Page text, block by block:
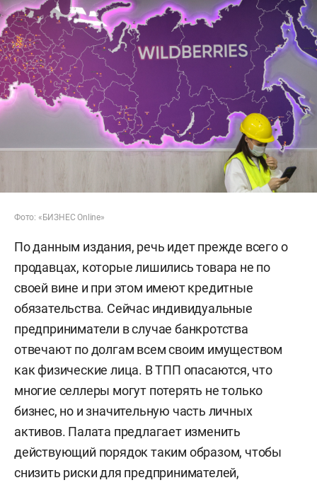
Фото: «БИЗНЕС Online»
По данным издания, речь идет прежде всего о
продавцах, которые лишились товара не по
своей вине и при этом имеют кредитные
обязательства. Сейчас индивидуальные
предприниматели в случае банкротства
отвечают по долгам всем своим имуществом
как физические лица. В ТПП опасаются, что
многие селлеры могут потерять не только
бизнес, но и значительную часть личных
активов. Палата предлагает изменить
действующий порядок таким образом, чтобы
снизить риски для предпринимателей,